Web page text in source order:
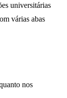
universitárias
várias abas
nos